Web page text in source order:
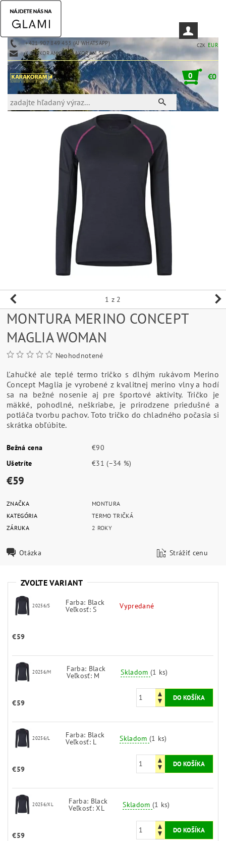
+421 907 849 453 (AJ WHATSAPP)
KARAKORAM@KARAKORAM.SK
CZK EUR
0 €0
1 z 2
MONTURA MERINO CONCEPT
MAGLIA WOMAN
Neohodnotené
Ľahučké ale teplé termo tričko s dlhým rukávom Merino
Concept Maglia je vyrobené z kvalitnej merino vlny a hodí
sa na bežné nosenie aj pre športové aktivity. Tričko je
mäkké, pohodlné, neškriabe, je prirodzene priedušné a
potláča tvorbu pachov. Toto tričko do chladného počasia si
skrátka obľúbite.
Bežná cena
€90
Ušetríte
€31(–34 %)
€59
ZNAČKA
MONTURA
KATEGÓRIA
TERMO TRIČKÁ
ZÁRUKA
2 ROKY
Otázka Strážiť cenu
ZVOĽTE VARIANT
20256/S Farba: Black
Veľkosť: S Vypredané
€59
20256/M Farba: Black
Veľkosť: M Skladom (1 ks)
€59
20256/L Farba: Black
Veľkosť: L Skladom (1 ks)
€59
20256/XL Farba: Black
Veľkosť: XL Skladom (1 ks)
€59